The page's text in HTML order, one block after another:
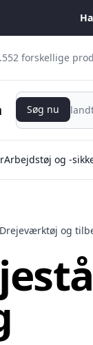
forskellige
Søg nu
Søg nu
Arbejdstøj og -
Drejeværktøj og